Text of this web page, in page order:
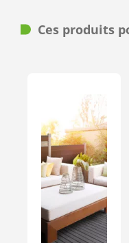
Ces produits